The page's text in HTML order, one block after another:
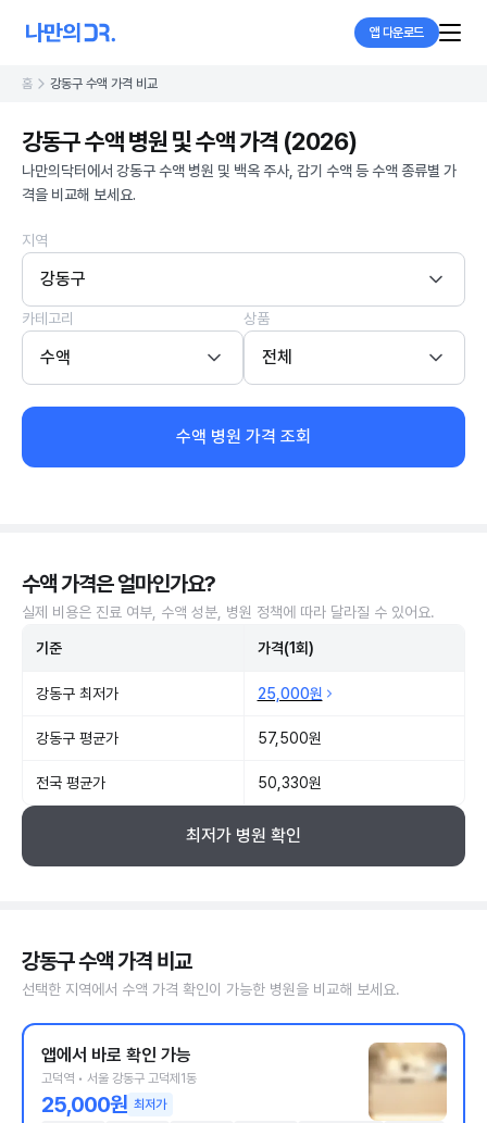
앱 다운로드
홈 강동구 수액 가격 비교
강동구 수액 병원 및 수액 가격 (2026)
나만의닥터에서 강동구 수액 병원 및 백옥 주사, 감기 수액 등 수액 종류별 가
격을 비교해 보세요.
지역
강동구
카테고리
수액
상품
전체
수액 병원 가격 조회
수액 가격은 얼마인가요?
실제 비용은 진료 여부, 수액 성분, 병원 정책에 따라 달라질 수 있어요.
기준 가격(1회)
강동구 최저가 25,000원
강동구 평균가 57,500원
전국 평균가 50,330원
최저가 병원 확인
강동구 수액 가격 비교
선택한 지역에서 수액 가격 확인이 가능한 병원을 비교해 보세요.
앱에서 바로 확인 가능
고덕역 • 서울 강동구 고덕제1동
25,000원 최저가